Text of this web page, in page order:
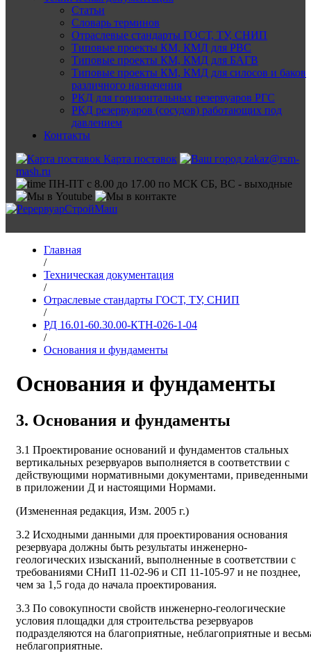
Статьи
Словарь терминов
Отраслевые стандарты ГОСТ, ТУ, СНИП
Типовые проекты КМ, КМД для РВС
Типовые проекты КМ, КМД для БАГВ
Типовые проекты КМ, КМД для силосов и баков
различного назначения
РКД для горизонтальных резервуаров РГС
РКД резервуаров (сосудов) работающих под
давлением
Контакты
Карта поставок
zakaz@rsm-
mash.ru
ПН-ПТ с 8.00 до 17.00 по МСК СБ, ВС - выходные
Главная
/
Техническая документация
/
Отраслевые стандарты ГОСТ, ТУ, СНИП
/
РД 16.01-60.30.00-КТН-026-1-04
/
Основания и фундаменты
Основания и фундаменты
3. Основания и фундаменты
3.1 Проектирование оснований и фундаментов стальных
вертикальных резервуаров выполняется в соответствии с
действующими нормативными документами, приведенными
в приложении Д и настоящими Нормами.
(Измененная редакция, Изм. 2005 г.)
3.2 Исходными данными для проектирования основания
резервуара должны быть результаты инженерно-
геологических изысканий, выполненные в соответствии с
требованиями СНиП 11-02-96 и СП 11-105-97 и не позднее,
чем за 1,5 года до начала проектирования.
3.3 По совокупности свойств инженерно-геологические
условия площадки для строительства резервуаров
подразделяются на благоприятные, неблагоприятные и
неблагоприятные.